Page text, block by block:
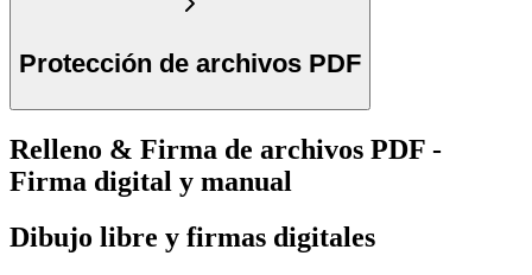
Protección de archivos PDF
Relleno & Firma de archivos PDF -
Firma digital y manual
Dibujo libre y firmas digitales